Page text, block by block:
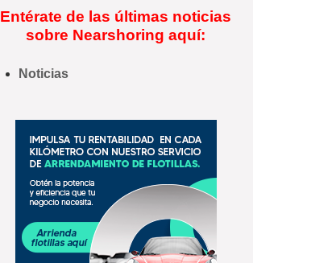
Entérate de las últimas noticias
sobre Nearshoring aquí:
Noticias